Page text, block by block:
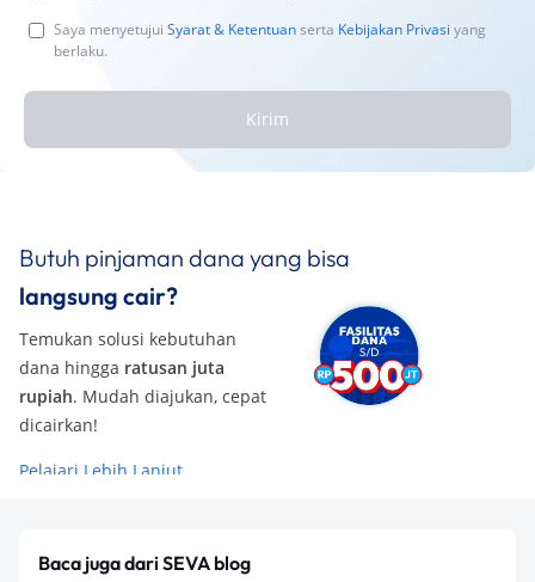
Saya menyetujui Syarat & Ketentuanserta Kebijakan Privasi yang
berlaku.
Kirim
Butuh pinjaman dana yang bisa
langsung cair?
Temukan solusi kebutuhan
dana hingga ratusan juta
rupiah. Mudah diajukan, cepat
dicairkan!
Pelajari Lebih Lanjut
Baca juga dari SEVA blog